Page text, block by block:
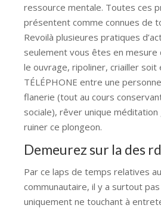
ressource mentale. Toutes ces
présentent comme connues de
Revoilà plusieures pratiques
seulement vous êtes en mesure
le ouvrage, ripoliner, criailler soit
TÉLÉPHONE entre une
flanerie (tout au cours
sociale), rêver unique méditation
ruiner ce plongeon.
Demeurez sur la des
Par ce laps de temps relatives
communautaire, il y a surtout
uniquement ne touchant à